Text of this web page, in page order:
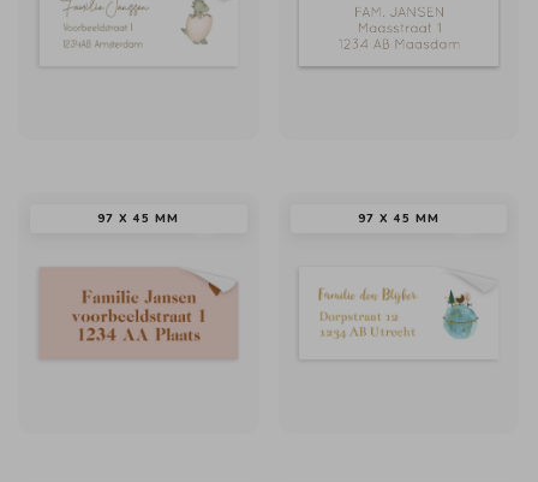
97 X 45 MM 97 X 45 MM